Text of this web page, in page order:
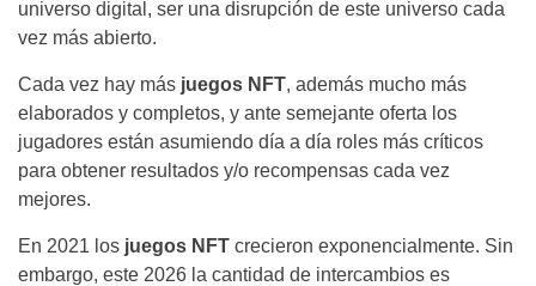
universo digital, ser una disrupción de este universo cada
vez más abierto.
Cada vez hay más juegos NFT, además mucho más
elaborados y completos, y ante semejante oferta los
jugadores están asumiendo día a día roles más críticos
para obtener resultados y/o recompensas cada vez
mejores.
En 2021 los juegos NFT crecieron exponencialmente. Sin
embargo, este 2026 la cantidad de intercambios es